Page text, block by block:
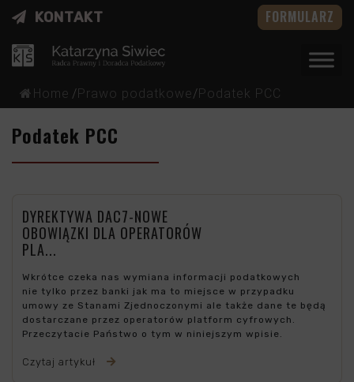
KONTAKT FORMULARZ
Home /Prawo podatkowe/Podatek PCC
Podatek PCC
DYREKTYWA DAC7-NOWE
OBOWIĄZKI DLA OPERATORÓW
PLA...
Wkrótce czeka nas wymiana informacji podatkowych
nie tylko przez banki jak ma to miejsce w przypadku
umowy ze Stanami Zjednoczonymi ale także dane te będą
dostarczane przez operatorów platform cyfrowych.
Przeczytacie Państwo o tym w niniejszym wpisie.
Czytaj artykuł